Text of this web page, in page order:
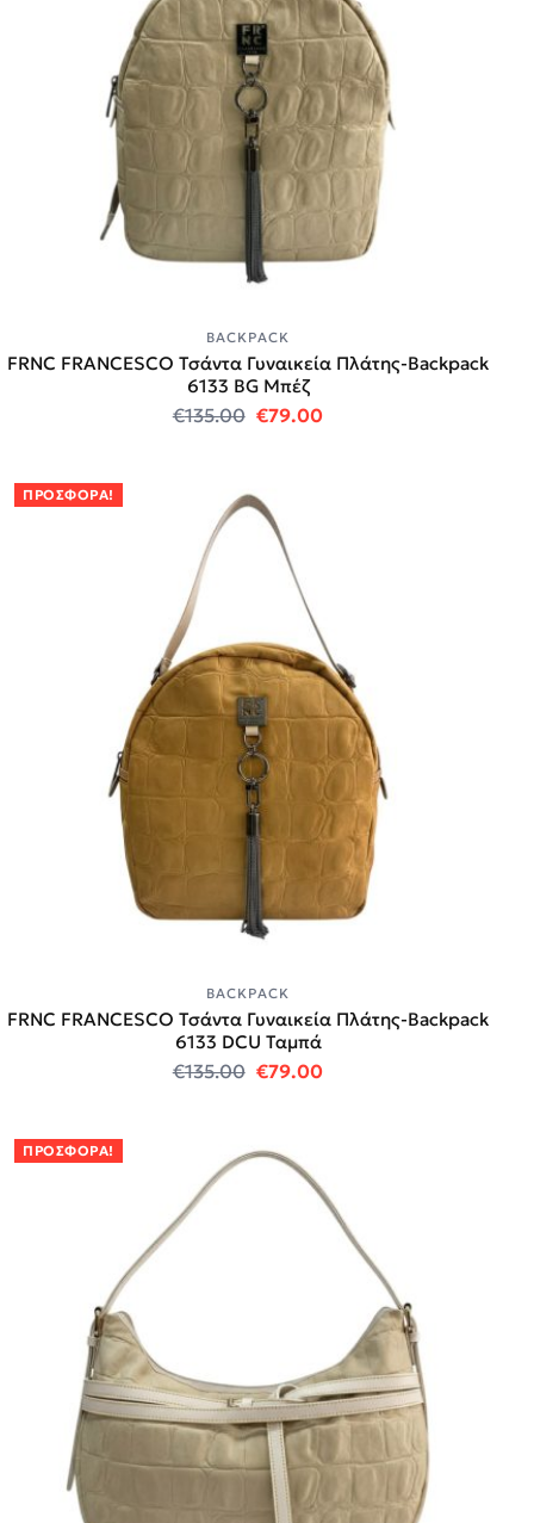
BACKPACK
FRNC FRANCESCO Τσάντα Γυναικεία Πλάτης-Backpack
6133 BG Μπέζ
€135.00 Original price was: €135.00.
€79.00Η τρέχουσα τιμή
ΠΡΟΣΦΟΡΆ!
BACKPACK
FRNC FRANCESCO Τσάντα Γυναικεία Πλάτης-Backpack
6133 DCU Ταμπά
€135.00 Original price was: €135.00.
€79.00Η τρέχουσα τιμή
ΠΡΟΣΦΟΡΆ!